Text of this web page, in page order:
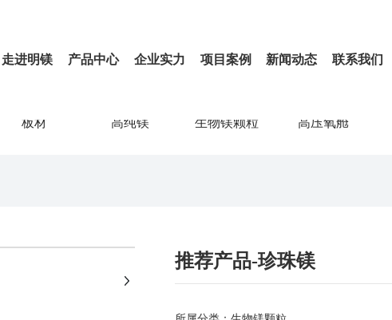
板材 高纯镁 生物镁颗粒 高压氧舱
走进明镁 产品中心 企业实力 项目案例 新闻动态 联系我们
推荐产品-珍珠镁